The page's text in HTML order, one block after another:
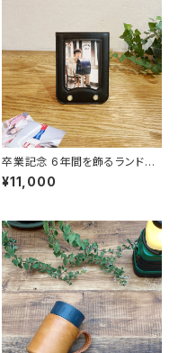
卒業記念 6年間を飾るランドセ
ルフレーム （ランドセルリメイ
ク）
¥11,000